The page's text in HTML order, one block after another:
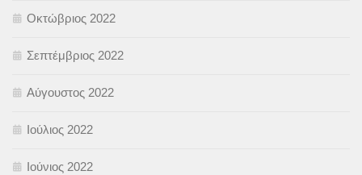
Οκτώβριος 2022
Σεπτέμβριος 2022
Αύγουστος 2022
Ιούλιος 2022
Ιούνιος 2022